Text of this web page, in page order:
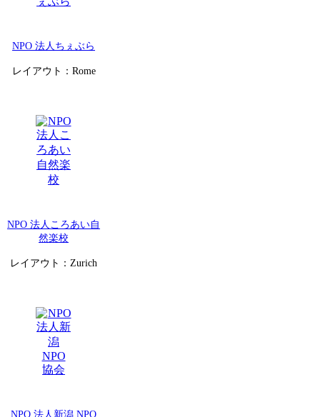
NPO 法人ちぇぶら
レイアウト：Rome
NPO 法人ころあい自
然楽校
レイアウト：Zurich
NPO 法人新潟 NPO